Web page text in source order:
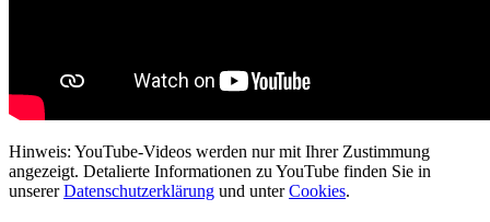
Hinweis: YouTube-Videos werden nur mit Ihrer Zustimmung
angezeigt. Detalierte Informationen zu YouTube finden Sie in
unsererDatenschutzerklärung und unterCookies.